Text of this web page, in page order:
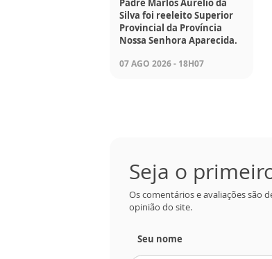
Padre Marlos Aurélio da
Silva foi reeleito Superior
Provincial da Província
Nossa Senhora Aparecida.
07 AGO 2026 - 18H07
Seja o
Os comentários e avaliações são
opinião do site.
Seu nome